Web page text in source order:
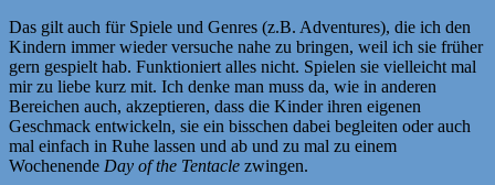
Das gilt auch für Spiele und Genres (z.B. Adventures), die ich den
Kindern immer wieder versuche nahe zu bringen, weil ich sie früher
gern gespielt hab. Funktioniert alles nicht. Spielen sie vielleicht mal
mir zu liebe kurz mit. Ich denke man muss da, wie in anderen
Bereichen auch, akzeptieren, dass die Kinder ihren eigenen
Geschmack entwickeln, sie ein bisschen dabei begleiten oder auch
mal einfach in Ruhe lassen und ab und zu mal zu einem
Wochenende Day of the Tentacle zwingen.